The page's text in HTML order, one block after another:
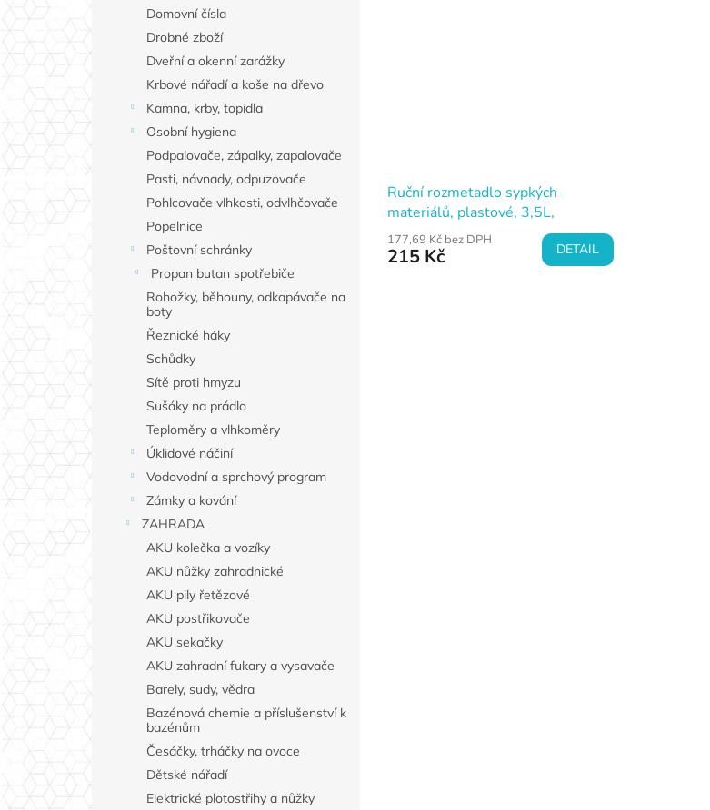
Domovní čísla
Drobné zboží
Dveřní a okenní zarážky
Krbové nářadí a koše na dřevo
Kamna, krby, topidla
Osobní hygiena
Podpalovače, zápalky, zapalovače
Pasti, návnady, odpuzovače
Pohlcovače vlhkosti, odvlhčovače
Popelnice
Poštovní schránky
Propan butan spotřebiče
Rohožky, běhouny, odkapávače na
boty
Řeznické háky
Schůdky
Sítě proti hmyzu
Sušáky na prádlo
Teploměry a vlhkoměry
Úklidové náčiní
Vodovodní a sprchový program
Zámky a kování
ZAHRADA
AKU kolečka a vozíky
AKU nůžky zahradnické
AKU pily řetězové
AKU postřikovače
AKU sekačky
AKU zahradní fukary a vysavače
Barely, sudy, vědra
Bazénová chemie a příslušenství k
bazénům
Česáčky, trháčky na ovoce
Dětské nářadí
Elektrické plotostřihy a nůžky
Ruční rozmetadlo sypkých
materiálů, plastové, 3,5L,
STREND PRO Garden
177,69 Kč bez DPH
215 Kč DETAIL